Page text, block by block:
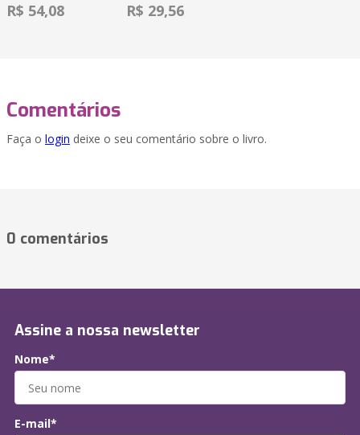
R$ 54,08 R$ 29,56
Comentários
Faça o login deixe o seu comentário sobre o livro.
0 comentários
Assine a nossa newsletter
Nome*
E-mail*